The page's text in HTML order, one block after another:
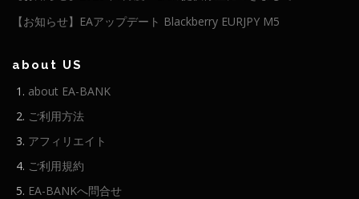
【お知らせ】EAアップデート Blackberry EURJPY M5
about US
about EA-BANK
ご利用方法
アフィリエイト
ご利用規約
EA-BANKへ問合せ